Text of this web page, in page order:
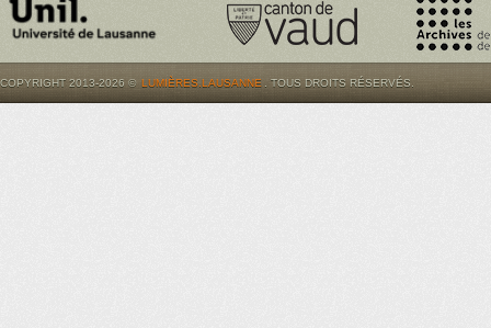
COPYRIGHT 2013-2026 © LUMIÈRES.LAUSANNE . TOUS DROITS RÉSERVÉS.